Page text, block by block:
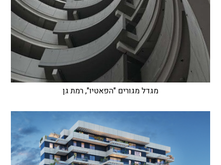
מגדל מגורים "הפאטיו", רמת גן